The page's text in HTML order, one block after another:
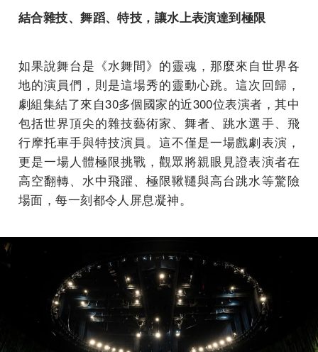
結合雜技、舞蹈、特技，讓水上表演達到極限
如果說舞台是《水舞間》的靈魂，那麼來自世界各
地的演員們，則是這場秀的靈動心跳。這次回歸，
劇組集結了來自30多個國家的近300位表演者，其中
包括世界頂尖的雜技藝術家、舞者、跳水選手、飛
行摩托車手與特技演員。這不僅是一場戲劇表演，
更是一場人體極限挑戰，觀眾將親眼見證表演者在
高空翻轉、水中飛躍、極限鞦韆與高台跳水等驚險
場面，每一刻都令人屏息凝神。